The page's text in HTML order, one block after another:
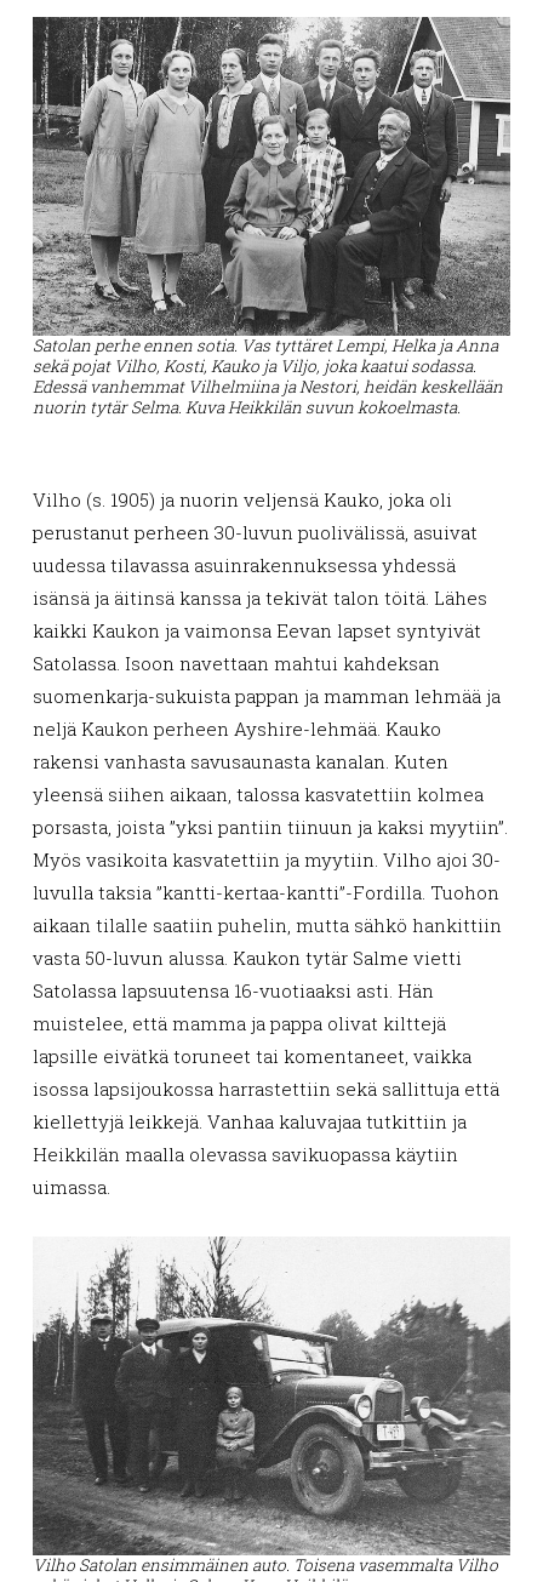
Satolan perhe ennen sotia. Vas tyttäret Lempi, Helka ja Anna
sekä pojat Vilho, Kosti, Kauko ja Viljo, joka kaatui sodassa.
Edessä vanhemmat Vilhelmiina ja Nestori, heidän keskellään
nuorin tytär Selma. Kuva Heikkilän suvun kokoelmasta.
Vilho (s. 1905) ja nuorin veljensä Kauko, joka oli
perustanut perheen 30-luvun puolivälissä, asuivat
uudessa tilavassa asuinrakennuksessa yhdessä
isänsä ja äitinsä kanssa ja tekivät talon töitä. Lähes
kaikki Kaukon ja vaimonsa Eevan lapset syntyivät
Satolassa. Isoon navettaan mahtui kahdeksan
suomenkarja-sukuista pappan ja mamman lehmää ja
neljä Kaukon perheen Ayshire-lehmää. Kauko
rakensi vanhasta savusaunasta kanalan. Kuten
yleensä siihen aikaan, talossa kasvatettiin kolmea
porsasta, joista ”yksi pantiin tiinuun ja kaksi myytiin”.
Myös vasikoita kasvatettiin ja myytiin. Vilho ajoi 30-
luvulla taksia ”kantti-kertaa-kantti”-Fordilla. Tuohon
aikaan tilalle saatiin puhelin, mutta sähkö hankittiin
vasta 50-luvun alussa. Kaukon tytär Salme vietti
Satolassa lapsuutensa 16-vuotiaaksi asti. Hän
muistelee, että mamma ja pappa olivat kilttejä
lapsille eivätkä toruneet tai komentaneet, vaikka
isossa lapsijoukossa harrastettiin sekä sallittuja että
kiellettyjä leikkejä. Vanhaa kaluvajaa tutkittiin ja
Heikkilän maalla olevassa savikuopassa käytiin
uimassa.
Vilho Satolan ensimmäinen auto. Toisena vasemmalta Vilho